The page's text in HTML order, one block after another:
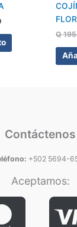
Q
Contáctenos
+502 5694-
Aceptamos: